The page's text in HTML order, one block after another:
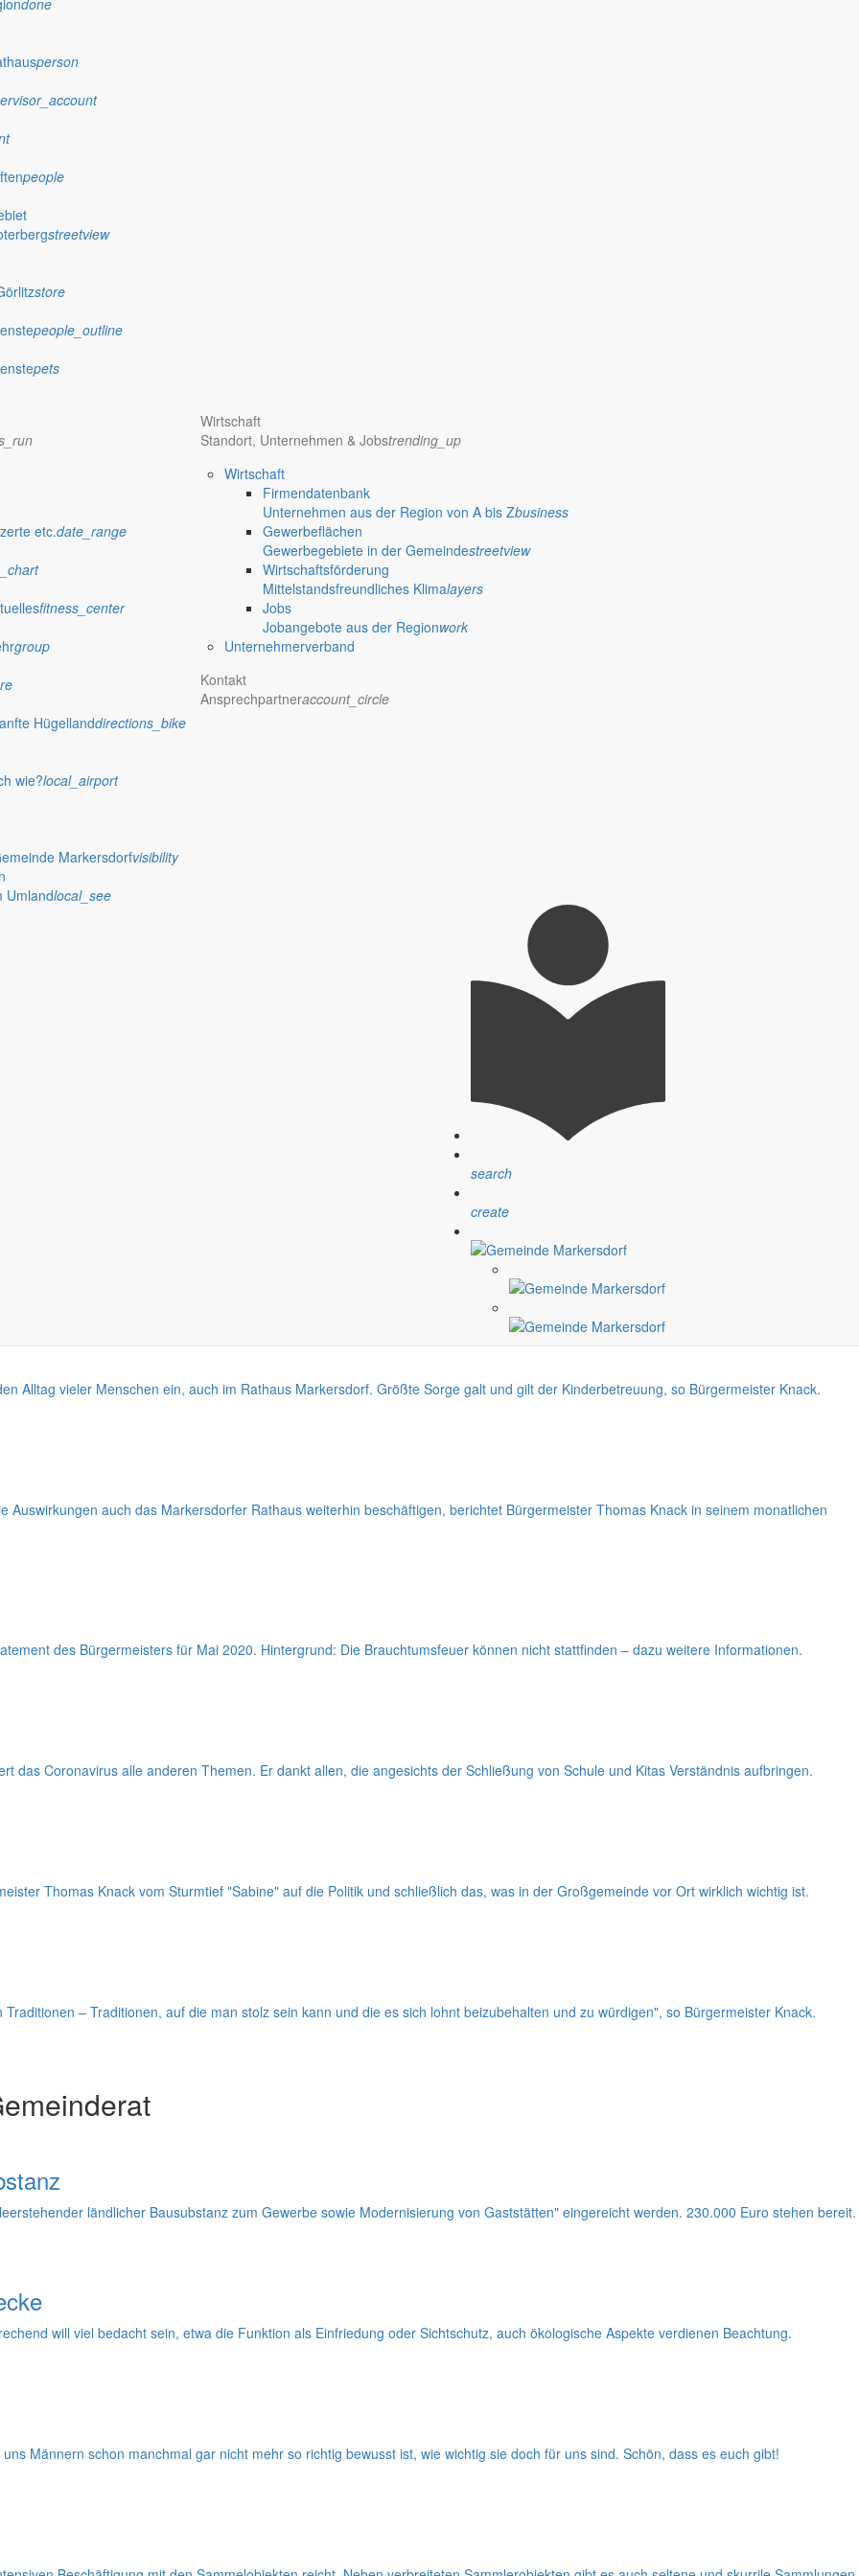
done
person
people
streetview
store
people_outline
pets
etc.date_range
fitness_center
group
Hügellanddirections_bike
wie?local_airport
Markersdorfvisibility
Umlandlocal_see
Wirtschaft
Standort, Unternehmen & Jobstrending_up
Wirtschaft
Firmendatenbank
Unternehmen aus der Region von A bis Zbusiness
Gewerbeflächen
Gewerbegebiete in der Gemeindestreetview
Wirtschaftsförderung
Mittelstandsfreundliches Klimalayers
Jobs
Jobangebote aus der Regionwork
Unternehmerverband
Kontakt
Ansprechpartneraccount_circle
search
create
Markersdorf
Thomas Knack. Auch die gute wirtschaftliche Entwicklung in Markersdorf und die Inforeihe im Schöpsboten dazu finden Beachtung.
Thomas Knack seinen Beitrag für August, in dem er sich bei allen Erziehern der Kitas und des Horts bedankt, ein.
Alltag vieler Menschen ein, auch im Rathaus Markersdorf. Größte Sorge galt und gilt der Kinderbetreuung, so Bürgermeister Knack.
auch das Markersdorfer Rathaus weiterhin beschäftigen, berichtet Bürgermeister Thomas Knack in seinem monatlichen
des Bürgermeisters für Mai 2020. Hintergrund: Die Brauchtumsfeuer können nicht stattfinden – dazu weitere Informationen.
das Coronavirus alle anderen Themen. Er dankt allen, die angesichts der Schließung von Schule und Kitas Verständnis aufbringen.
Thomas Knack vom Sturmtief "Sabine" auf die Politik und schließlich das, was in der Großgemeinde vor Ort wirklich wichtig ist.
– Traditionen, auf die man stolz sein kann und die es sich lohnt beizubehalten und zu würdigen", so Bürgermeister Knack.
ländlicher Bausubstanz zum Gewerbe sowie Modernisierung von Gaststätten" eingereicht werden. 230.000 Euro stehen bereit.
will viel bedacht sein, etwa die Funktion als Einfriedung oder Sichtschutz, auch ökologische Aspekte verdienen Beachtung.
Männern schon manchmal gar nicht mehr so richtig bewusst ist, wie wichtig sie doch für uns sind. Schön, dass es euch gibt!